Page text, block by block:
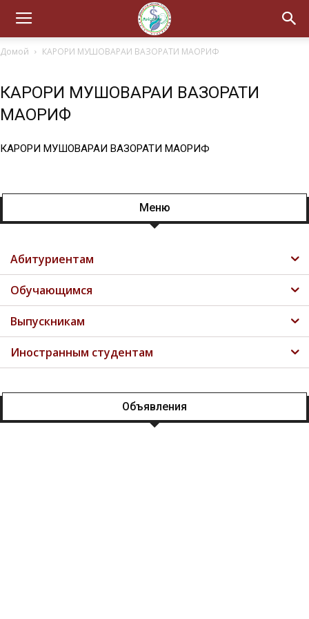
Домой КАРОРИ МУШОВАРАИ ВАЗОРАТИ МАОРИФ
КАРОРИ МУШОВАРАИ ВАЗОРАТИ
МАОРИФ
КАРОРИ МУШОВАРАИ ВАЗОРАТИ МАОРИФ
Меню
Абитуриентам
Обучающимся
Выпускникам
Иностранным студентам
Объявления